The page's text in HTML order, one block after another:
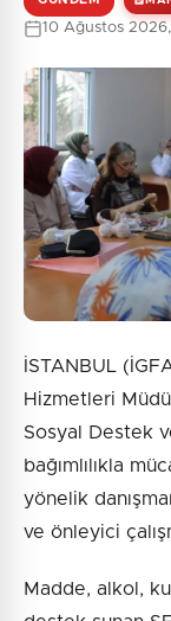
10 Ağustos 2026,
İSTANBUL
Hizmetleri
Sosyal Destek
bağımlılıkla
yönelik
ve önleyici
Madde, alkol,